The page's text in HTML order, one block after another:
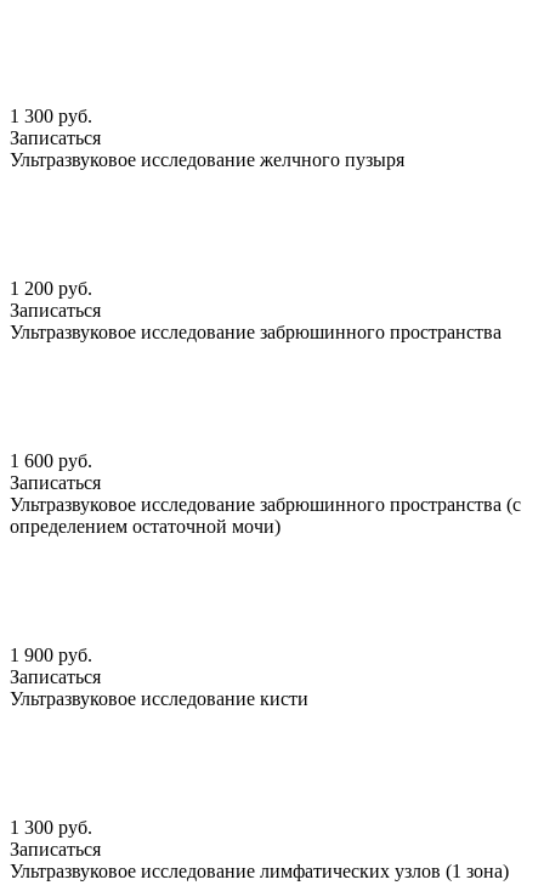
1 300 руб.
Записаться
Ультразвуковое исследование желчного пузыря
1 200 руб.
Записаться
Ультразвуковое исследование забрюшинного пространства
1 600 руб.
Записаться
Ультразвуковое исследование забрюшинного пространства (с
определением остаточной мочи)
1 900 руб.
Записаться
Ультразвуковое исследование кисти
1 300 руб.
Записаться
Ультразвуковое исследование лимфатических узлов (1 зона)